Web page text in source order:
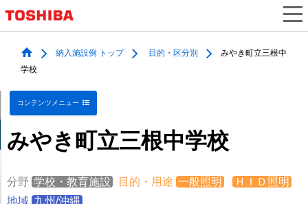
納入施設例 トップ 目的・区分別
みやき町立三根中
学校
コンテンツメニュー
みやき町立三根中学校
分野 学校・教育施設 目的・用途 一般照明
ＨＩＤ照明
地域 九州/沖縄